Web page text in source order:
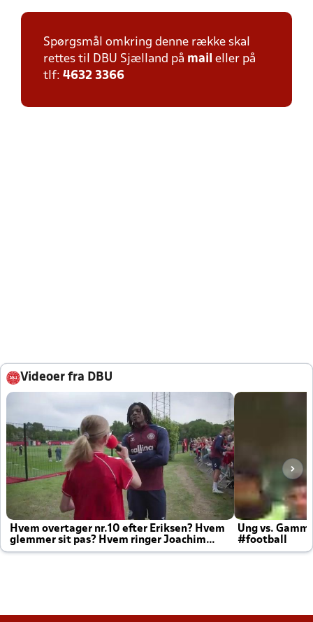
Spørgsmål omkring denne række skal
rettes til DBU Sjælland på mail eller på
tlf: 4632 3366
Videoer fra DBU
Hvem overtager nr.10 efter Eriksen? Hvem
glemmer sit pas? Hvem ringer Joachim
altid til efter kampe?
Ung vs.
#football